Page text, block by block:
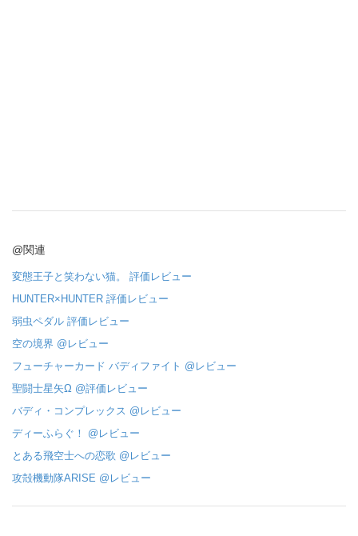
@関連
変態王子と笑わない猫。 評価レビュー
HUNTER×HUNTER 評価レビュー
弱虫ペダル 評価レビュー
空の境界 @レビュー
フューチャーカード バディファイト @レビュー
聖闘士星矢Ω @評価レビュー
バディ・コンプレックス @レビュー
ディーふらぐ！ @レビュー
とある飛空士への恋歌 @レビュー
攻殻機動隊ARISE @レビュー